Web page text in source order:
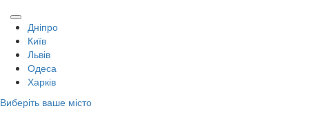
Дніпро
Київ
Львів
Одеса
Харків
Виберіть ваше місто